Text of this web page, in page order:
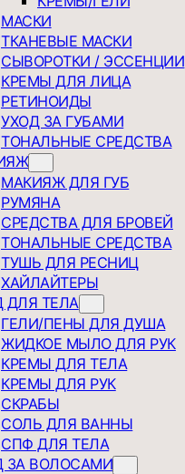
МАСКИ
ТКАНЕВЫЕ МАСКИ
СЫВОРОТКИ / ЭССЕНЦИИ
КРЕМЫ ДЛЯ ЛИЦА
РЕТИНОИДЫ
УХОД ЗА ГУБАМИ
ТОНАЛЬНЫЕ СРЕДСТВА
МАКИЯЖ ДЛЯ ГУБ
РУМЯНА
СРЕДСТВА ДЛЯ БРОВЕЙ
ТОНАЛЬНЫЕ СРЕДСТВА
ТУШЬ ДЛЯ РЕСНИЦ
ХАЙЛАЙТЕРЫ
ДЛЯ ТЕЛА
ГЕЛИ/ПЕНЫ ДЛЯ ДУША
ЖИДКОЕ МЫЛО ДЛЯ РУК
КРЕМЫ ДЛЯ ТЕЛА
КРЕМЫ ДЛЯ РУК
СКРАБЫ
СОЛЬ ДЛЯ ВАННЫ
СПФ ДЛЯ ТЕЛА
ЗА ВОЛОСАМИ